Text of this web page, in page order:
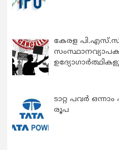
കേരള പി.എസ്.സി
ടാറ്റ പവർ
രൂപ